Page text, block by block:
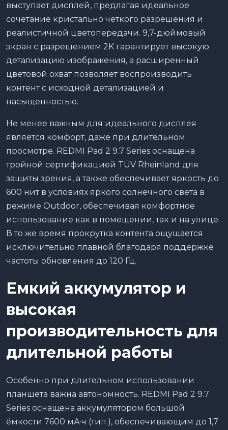
выступает дисплей, предлагая идеальное
сочетание кристально чёткого разрешения и
реалистичной цветопередачи. 9,7-дюймовый
экран с разрешением 2K гарантирует высокую
детализацию изображения, а расширенный
цветовой охват позволяет воспроизводить
контент с исходной детализацией и
насыщенностью.
Не менее важным для идеального дисплея
является комфорт, даже при длительном
просмотре. REDMI Pad 2 9.7 Series оснащена
тройной сертификацией TÜV Rheinland для
защиты зрения, а также обеспечивает яркость до
600 нит в условиях яркого солнечного света в
режиме Outdoor, обеспечивая комфортное
использование как в помещении, так и на улице.
В то же время прокрутка контента ощущается
исключительно плавной благодаря поддержке
частоты обновления до 120 Гц.
Емкий аккумулятор и
высокая
производительность для
длительной работы
Особенно при длительном использовании
планшета важна автономность. REDMI Pad 2 9.7
Series оснащена аккумулятором большой
ёмкости 7600 мА·ч (тип.), обеспечивающим до 1,7